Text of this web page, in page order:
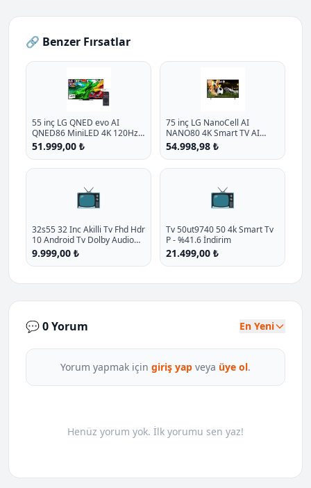
🔗 Benzer Fırsatlar
55 inç LG QNED evo AI
QNED86 MiniLED 4K 120Hz
Smart TV AI Sihirli Kumanda
webOS25 2025
51.999,00 ₺
75 inç LG NanoCell AI
NANO80 4K Smart TV AI
Sihirli Kumanda HDR10
webOS25 2025
54.998,98 ₺
📺
32s55 32 Inc Akilli Tv Fhd Hdr
10 Android Tv Dolby Audio
2026 Model P - %31.5 İndirim
9.999,00 ₺
📺
Tv 50ut9740 50 4k Smart Tv
P - %41.6 İndirim
21.499,00 ₺
💬 0 Yorum En Yeni
Yorum yapmak için giriş yap veya üye ol.
Henüz yorum yok. İlk yorumu sen yaz!